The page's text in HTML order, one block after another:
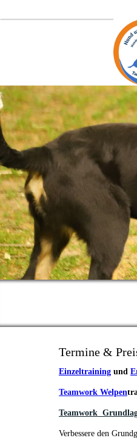
Termine &
Einzeltraining und
Teamwork Welpen
Teamwork
Verbessere den